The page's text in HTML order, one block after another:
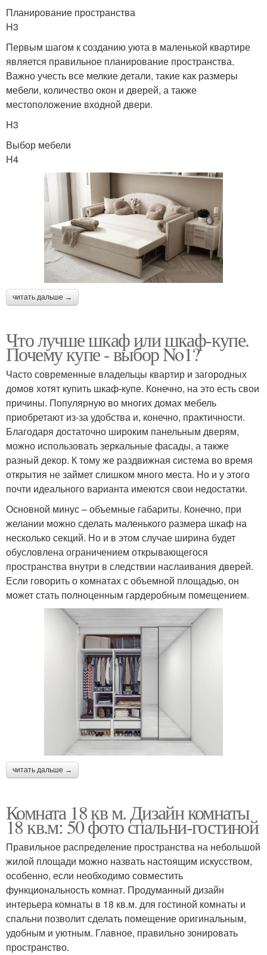
Планирование пространства
H3
Первым шагом к созданию уюта в маленькой квартире
является правильное планирование пространства.
Важно учесть все мелкие детали, такие как размеры
мебели, количество окон и дверей, а также
местоположение входной двери.
H3
Выбор мебели
H4
читать дальше →
Что лучше шкаф или шкаф-купе.
Почему купе - выбор No1?
Часто современные владельцы квартир и загородных
домов хотят купить шкаф-купе. Конечно, на это есть свои
причины. Популярную во многих домах мебель
приобретают из-за удобства и, конечно, практичности.
Благодаря достаточно широким панельным дверям,
можно использовать зеркальные фасады, а также
разный декор. К тому же раздвижная система во время
открытия не займет слишком много места. Но и у этого
почти идеального варианта имеются свои недостатки.
Основной минус – объемные габариты. Конечно, при
желании можно сделать маленького размера шкаф на
несколько секций. Но и в этом случае ширина будет
обусловлена ограничением открывающегося
пространства внутри в следствии наслаивания дверей.
Если говорить о комнатах с объемной площадью, он
может стать полноценным гардеробным помещением.
читать дальше →
Комната 18 кв м. Дизайн комнаты
18 кв.м: 50 фото спальни-гостиной
Правильное распределение пространства на небольшой
жилой площади можно назвать настоящим искусством,
особенно, если необходимо совместить
функциональность комнат. Продуманный дизайн
интерьера комнаты в 18 кв.м. для гостиной комнаты и
спальни позволит сделать помещение оригинальным,
удобным и уютным. Главное, правильно зонировать
пространство.